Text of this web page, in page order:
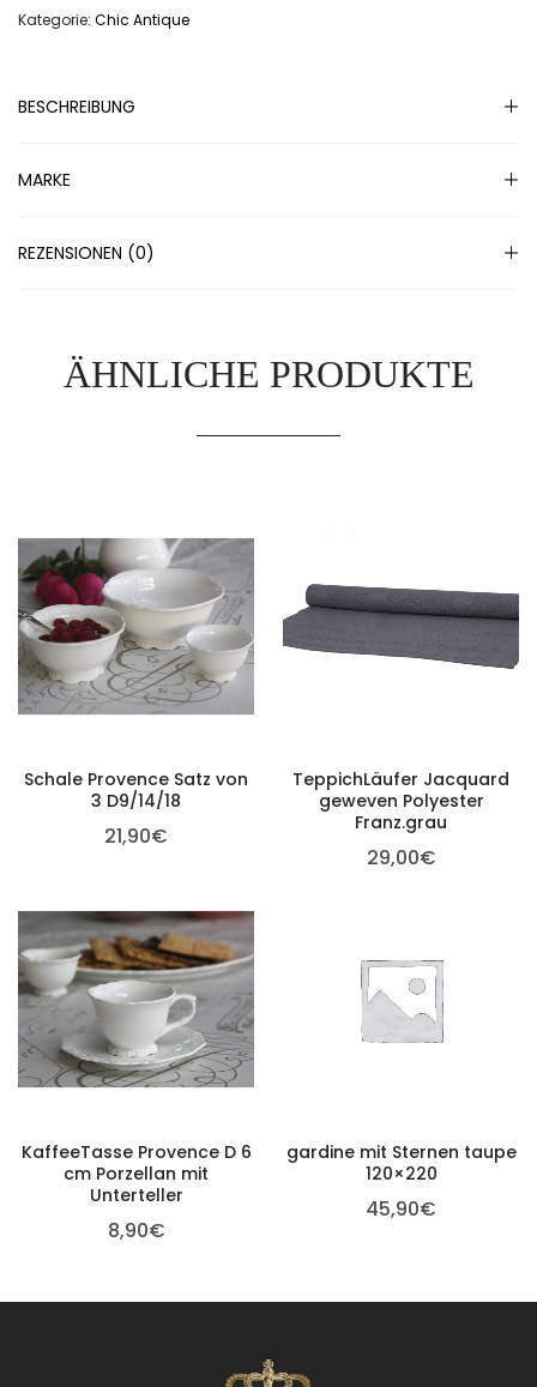
Kategorie: Chic Antique
BESCHREIBUNG
MARKE
REZENSIONEN (0)
ÄHNLICHE PRODUKTE
Schale Provence Satz von
3 D9/14/18
21,90€
TeppichLäufer Jacquard
geweven Polyester
Franz.grau
29,00€
KaffeeTasse Provence D 6
cm Porzellan mit
Unterteller
8,90€
gardine mit Sternen taupe
120×220
45,90€